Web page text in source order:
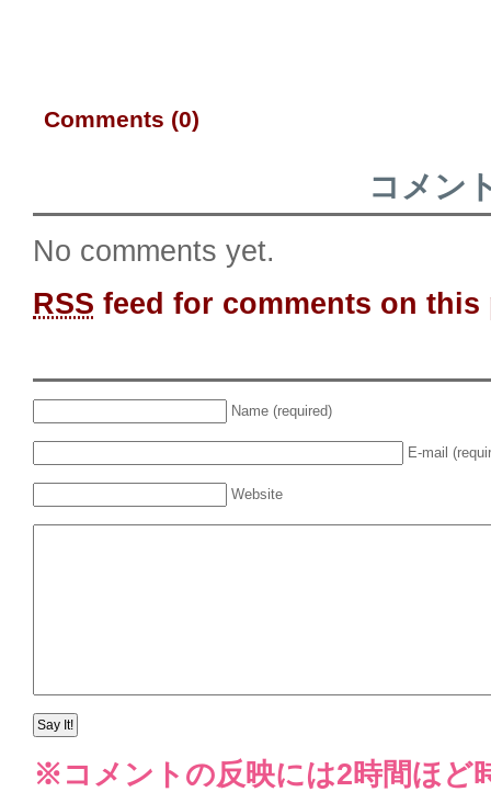
Comments (0)
コメン
No comments yet.
RSS feed for comments on this
Name (required)
E-mail
Website
※コメントの反映には2時間ほど